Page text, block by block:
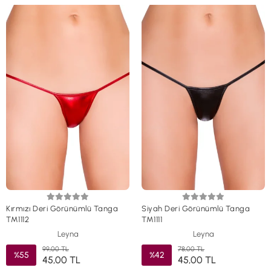
Kırmızı Deri Görünümlü Tanga
TM1112
Leyna
%55
99,00 TL
45,00 TL
Siyah Deri Görünümlü Tanga
TM1111
Leyna
%42
78,00 TL
45,00 TL